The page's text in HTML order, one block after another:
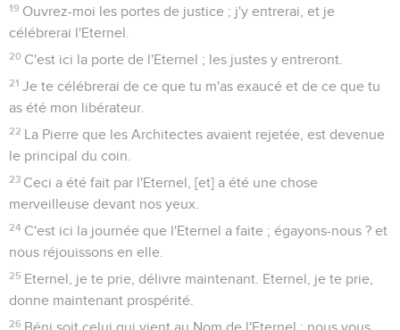
19 Ouvrez-moi les portes de justice ; j'y entrerai, et je
célébrerai l'Eternel.
20 C'est ici la porte de l'Eternel ; les justes y entreront.
21 Je te célébrerai de ce que tu m'as exaucé et de ce que tu
as été mon libérateur.
22 La Pierre que les Architectes avaient rejetée, est devenue
le principal du coin.
23 Ceci a été fait par l'Eternel, [et] a été une chose
merveilleuse devant nos yeux.
24 C'est ici la journée que l'Eternel a faite ; égayons-nous ? et
nous réjouissons en elle.
25 Eternel, je te prie, délivre maintenant. Eternel, je te prie,
donne maintenant prospérité.
26 Béni soit celui qui vient au Nom de l'Eternel ; nous vous